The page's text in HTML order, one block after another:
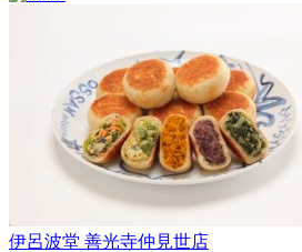
伊呂波堂 善光寺仲見世店